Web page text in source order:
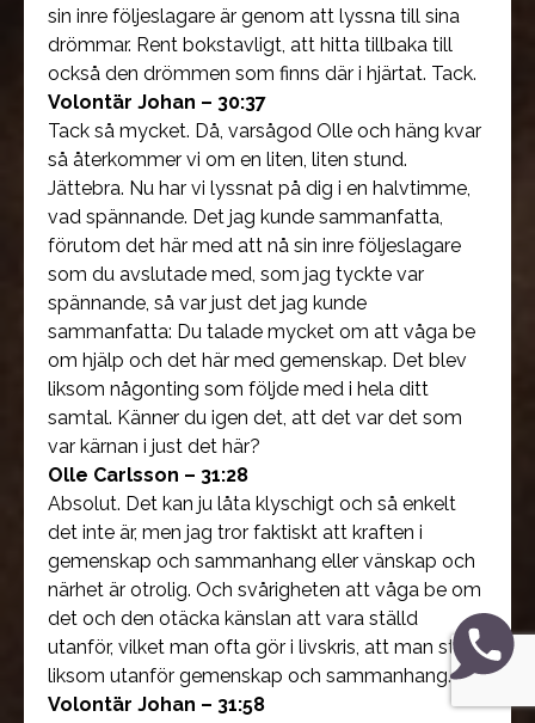
sin inre följeslagare är genom att lyssna till sina
drömmar. Rent bokstavligt, att hitta tillbaka till
också den drömmen som finns där i hjärtat. Tack.
Volontär Johan – 30:37
Tack så mycket. Då, varsågod Olle och häng kvar
så återkommer vi om en liten, liten stund.
Jättebra. Nu har vi lyssnat på dig i en halvtimme,
vad spännande. Det jag kunde sammanfatta,
förutom det här med att nå sin inre följeslagare
som du avslutade med, som jag tyckte var
spännande, så var just det jag kunde
sammanfatta: Du talade mycket om att våga be
om hjälp och det här med gemenskap. Det blev
liksom någonting som följde med i hela ditt
samtal. Känner du igen det, att det var det som
var kärnan i just det här?
Olle Carlsson – 31:28
Absolut. Det kan ju låta klyschigt och så enkelt
det inte är, men jag tror faktiskt att kraften i
gemenskap och sammanhang eller vänskap och
närhet är otrolig. Och svårigheten att våga be om
det och den otäcka känslan att vara ställd
utanför, vilket man ofta gör i livskris, att man står
liksom utanför gemenskap och sammanhang.
Volontär Johan – 31:58